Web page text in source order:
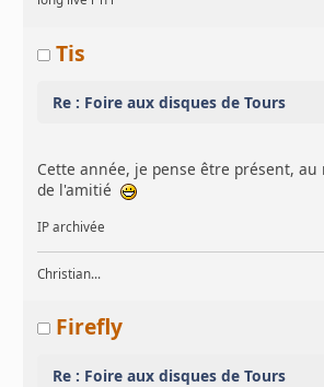
Tis
Re : Foire aux disques de Tours
Cette année, je pense être présent,
de l'amitié
IP archivée
Christian...
Firefly
Re : Foire aux disques de Tours